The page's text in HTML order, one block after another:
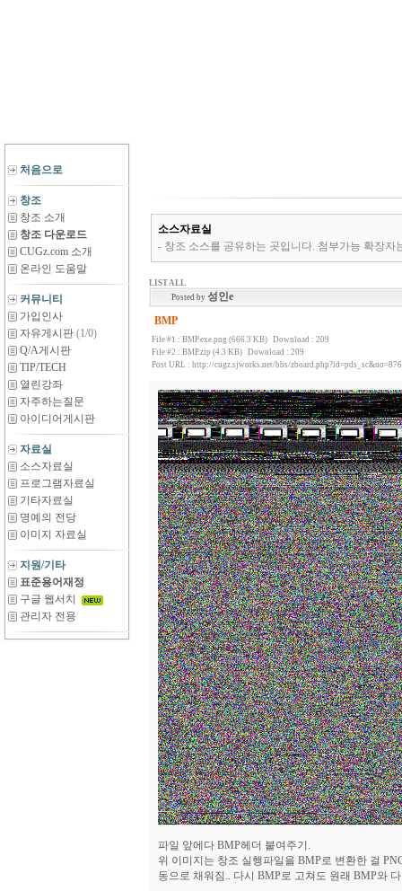
처음으로
창조
창조 소개
창조 다운로드
CUGz.com 소개
온라인 도움말
커뮤니티
가입인사
자유게시판 (1/0)
Q/A게시판
TIP/TECH
열린강좌
자주하는질문
아이디어게시판
자료실
소스자료실
프로그램자료실
기타자료실
명예의 전당
이미지 자료실
지원/기타
표준용어재정
구글 웹서치
관리자 전용
소스자료실
- 창조 소스를 공유하는 곳입니다. 첨부가능 확장자
LIST ALL
Posted by 성인e
BMP
File #1 : BMP.exe.png (666.3 KB)
Download : 209
File #2 : BMP.zip (4.3 KB)
Download : 209
Post URL : http://cugz.sjworks.net/bbs/zboard.php?id=pds_sc&no=876
파일 앞에다 BMP헤더 붙여주기.
위 이미지는 창조 실행파일을 BMP로 변환한 걸
동으로 채워짐.. 다시 BMP로 고쳐도 원래 BMP와